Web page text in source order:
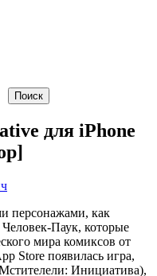
для iPhone
персонажами, как
Паук, которые
мира комиксов от
Store появилась игра,
Инициатива),